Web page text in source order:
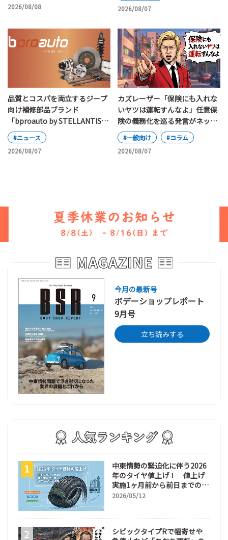
2026/08/08
2026/08/07
品質とコスパを両立するジープ
向け補修部品ブランド
「bproauto by STELLANTIS」
が日本上陸
#ニュース
2026/08/07
カズレーザー「保険にも入れな
いヤツは運転すんなよ」任意保
険の義務化を巡る発言がネット
で大論争
#一般向け
#コラム
2026/08/07
今月の最新号
ボデーショップレポート
9月号
立ち読みする
中東情勢の緊迫化に伴う2026
年のタイヤ値上げ！ 値上げ
実施1ヶ月前から前日までの期
間が販売において極めて重要
2026/05/12
シビックタイプRで幅寄せや